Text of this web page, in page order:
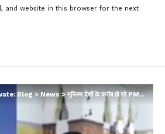
and website in this browser for the next
Blog> News > मुस्लिम देशों के करीब हो रहे PM मोदी, ब्रुनेई दौरे से अब पाकिस्तान के पेट में क्यों उठा दर्द?…